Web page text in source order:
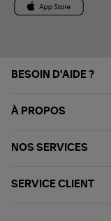
BESOIN D'AIDE ?
À PROPOS
NOS SERVICES
SERVICE CLIENT